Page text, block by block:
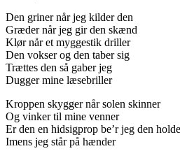
Den griner når jeg kilder den
Græder når jeg gir den skænd
Klør når et myggestik driller
Den vokser og den taber sig
Trættes den så gaber jeg
Dugger mine læsebriller
Kroppen skygger når solen skinner
Og vinker til mine venner
Er den en hidsigprop be’r jeg den
Imens jeg står på hænder